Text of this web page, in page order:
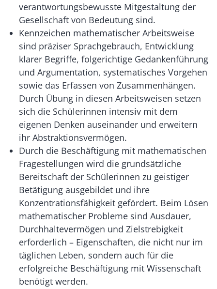
verantwortungsbewusste Mitgestaltung der
Gesellschaft von Bedeutung sind.
Kennzeichen mathematischer Arbeitsweise
sind präziser Sprachgebrauch, Entwicklung
klarer Begriffe, folgerichtige Gedankenführung
und Argumentation, systematisches Vorgehen
sowie das Erfassen von Zusammenhängen.
Durch Übung in diesen Arbeitsweisen setzen
sich die Schülerinnen intensiv mit dem
eigenen Denken auseinander und erweitern
ihr Abstraktionsvermögen.
Durch die Beschäftigung mit mathematischen
Fragestellungen wird die grundsätzliche
Bereitschaft der Schülerinnen zu geistiger
Betätigung ausgebildet und ihre
Konzentrationsfähigkeit gefördert. Beim Lösen
mathematischer Probleme sind Ausdauer,
Durchhaltevermögen und Zielstrebigkeit
erforderlich – Eigenschaften, die nicht nur im
täglichen Leben, sondern auch für die
erfolgreiche Beschäftigung mit Wissenschaft
benötigt werden.